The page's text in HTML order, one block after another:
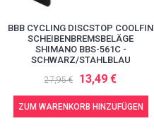
BBB CYCLING DISCSTOP COOLFIN
SCHEIBENBREMSBELÄGE
SHIMANO BBS-561C -
SCHWARZ/STAHLBLAU
27,95 € 13,49 €
ZUM WARENKORB HINZUFÜGEN